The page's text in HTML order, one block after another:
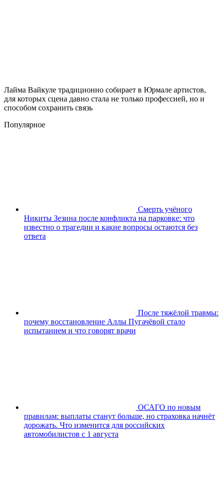
Лайма Вайкуле традиционно собирает в Юрмале артистов,
для которых сцена давно стала не только профессией, но и
способом сохранить связь
Популярное
Смерть учёного
Никиты Зезина после конфликта на парковке: что
известно о трагедии и какие вопросы остаются без
ответа
После тяжёлой травмы:
почему восстановление Аллы Пугачёвой стало
испытанием и что говорят врачи
ОСАГО по новым
правилам: выплаты станут больше, но страховка начнёт
дорожать. Что изменится для российских
автомобилистов с 1 августа